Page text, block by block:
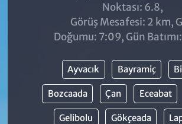
Noktası: 6.8,
Görüş Mesafesi: 2 km,
Doğumu: 7:09, Gün
Ayvacık Bayramiç
Bozcaada Çan Eceabat
Gelibolu Gökçeada